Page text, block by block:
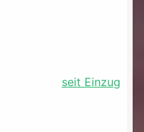
seit Einzug